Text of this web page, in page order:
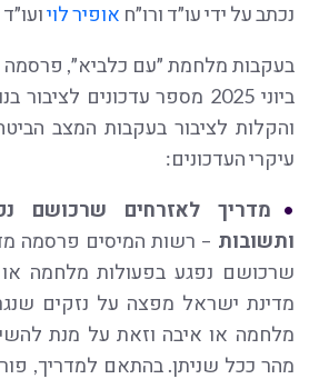
נכתב על ידי עו״ד ורו״ח אופיר לויועו״ד
ביוני 2025 מספר עדכונים
והקלות לציבור בעקבות המצב
עיקרי העדכונים:
מדריך לאזרחים שרכושם
ותשובות – רשות המיסים פרסמה
שרכושם נפגע בפעולות מלחמה
מדינת ישראל מפצה על נזקים
מלחמה או איבה וזאת על מנת
מהר ככל שניתן. בהתאם למדריך,